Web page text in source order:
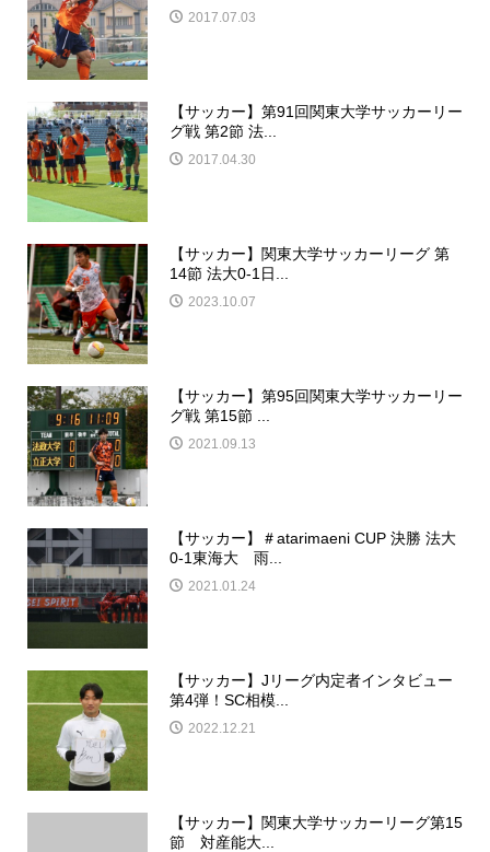
2017.07.03
【サッカー】第91回関東大学サッカーリー
グ戦 第2節 法...
2017.04.30
【サッカー】関東大学サッカーリーグ 第
14節 法大0-1日...
2023.10.07
【サッカー】第95回関東大学サッカーリー
グ戦 第15節 ...
2021.09.13
【サッカー】＃atarimaeni CUP 決勝 法大
0-1東海大 雨...
2021.01.24
【サッカー】Jリーグ内定者インタビュー
第4弾！SC相模...
2022.12.21
【サッカー】関東大学サッカーリーグ第15
節 対産能大...